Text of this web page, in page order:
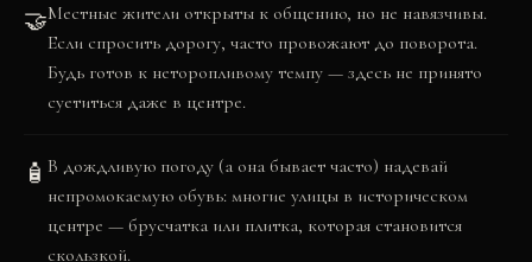
🤝Местные жители открыты к общению, но не навязчивы.
Если спросить дорогу, часто провожают до поворота.
Будь готов к неторопливому темпу — здесь не принято
суетиться даже в центре.
🧴 В дождливую погоду (а она бывает часто) надевай
непромокаемую обувь: многие улицы в историческом
центре — брусчатка или плитка, которая становится
скользкой.